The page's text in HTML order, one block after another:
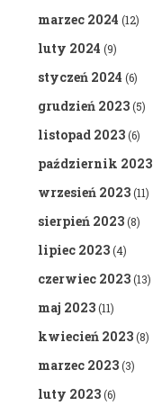
marzec 2024 (12)
luty 2024 (9)
styczeń 2024 (6)
grudzień 2023(5)
listopad 2023(6)
październik 2023
wrzesień 2023(11)
sierpień 2023(8)
lipiec 2023(4)
czerwiec 2023(13)
maj 2023(11)
kwiecień 2023(8)
marzec 2023(3)
luty 2023(6)